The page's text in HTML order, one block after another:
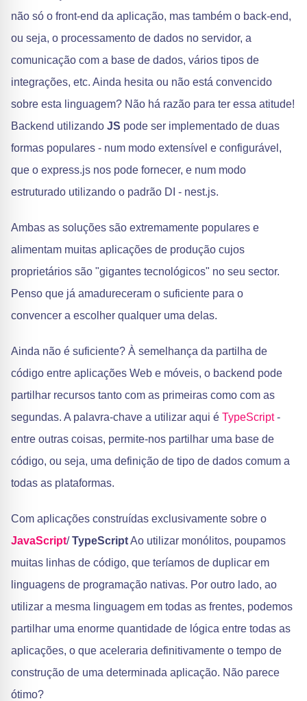
não só o front-end da aplicação, mas também o back-end,
ou seja, o processamento de dados no servidor, a
comunicação com a base de dados, vários tipos de
integrações, etc. Ainda hesita ou não está convencido
sobre esta linguagem? Não há razão para ter essa atitude!
Backend utilizando JS pode ser implementado de duas
formas populares - num modo extensível e configurável,
que o express.js nos pode fornecer, e num modo
estruturado utilizando o padrão DI - nest.js.
Ambas as soluções são extremamente populares e
alimentam muitas aplicações de produção cujos
proprietários são "gigantes tecnológicos" no seu sector.
Penso que já amadureceram o suficiente para o
convencer a escolher qualquer uma delas.
Ainda não é suficiente? À semelhança da partilha de
código entre aplicações Web e móveis, o backend pode
partilhar recursos tanto com as primeiras como com as
segundas. A palavra-chave a utilizar aqui é TypeScript-
entre outras coisas, permite-nos partilhar uma base de
código, ou seja, uma definição de tipo de dados comum a
todas as plataformas.
Com aplicações construídas exclusivamente sobre o
JavaScript/TypeScriptAo utilizar monólitos, poupamos
muitas linhas de código, que teríamos de duplicar em
linguagens de programação nativas. Por outro lado, ao
utilizar a mesma linguagem em todas as frentes, podemos
partilhar uma enorme quantidade de lógica entre todas as
aplicações, o que aceleraria definitivamente o tempo de
construção de uma determinada aplicação. Não parece
ótimo?